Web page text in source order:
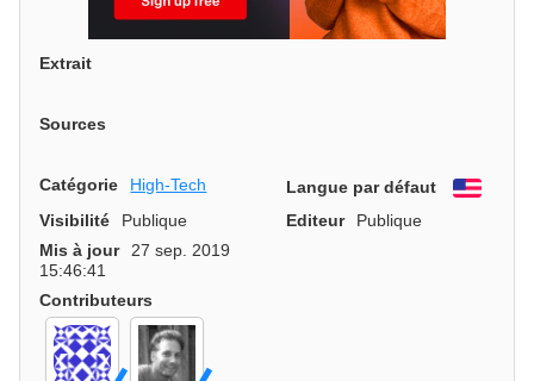
Extrait
Sources
Catégorie High-Tech Langue par défaut
Visibilité
Publique Editeur
Publique
Mis à jour
27 sep. 2019
15:46:41
Contributeurs